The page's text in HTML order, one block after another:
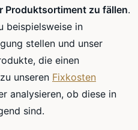
Produktsortiment zu fällen.
beispielsweise in
stellen und unser
die einen
unseren Fixkosten
analysieren, ob diese in
sind.